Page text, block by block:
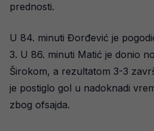
prednosti.
U 84. minuti Đorđević je
3. U 86. minuti Matić je donio
Širokom, a rezultatom 3-3
je postiglo gol u nadoknadi
zbog ofsajda.